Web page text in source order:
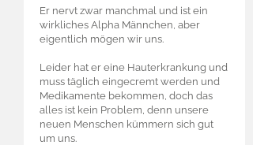
Er nervt zwar manchmal und ist ein
wirkliches Alpha Männchen, aber
eigentlich mögen wir uns.
Leider hat er eine Hauterkrankung und
muss täglich eingecremt werden und
Medikamente bekommen, doch das
alles ist kein Problem, denn unsere
neuen Menschen kümmern sich gut
um uns.